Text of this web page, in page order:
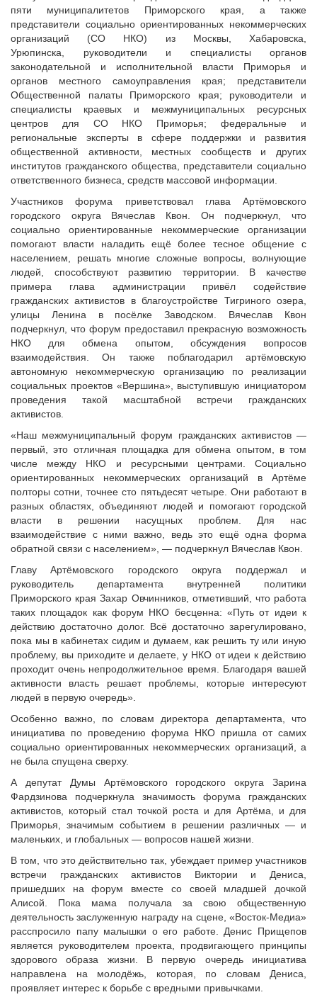
Конкурсы Совета
Семинары Совета
Издания Совета
Вопрос-ответ
ОКМО
Информационный бюллетень МСУ
НАСЕЛЕНИЕ И МСУ
ТОС
Лучшие практики ТОС
Исполнительная дирекция
Ревизионная комиссия
Палаты Совета
Комитеты Совета
Правление Совета
Обработка персональных данных
Партнеры Совета
Полезные ссылки
Инвестиционные порталы муниципальных образований
Контактная информация
НОВОСТИ
СМИ о нас
МЕТОДИЧЕСКИЙ РАЗДЕЛ
Опыт регионов
Методические материалы
Опыт муниципалитетов
Судебная практика
Мнение специалиста
Конкурсы Совета
Семинары Совета
Издания Совета
Вопрос-ответ
ВАРМСУ
Новости ВАРМСУ
НАСЕЛЕНИЕ И МСУ
Новости ТОС
Лучшие практики ТОС
ЮРИДИЧЕСКИЙ СОВЕТ
Новости юридического совета
пяти муниципалитетов Приморского края, а также
представители социально ориентированных некоммерческих
организаций (СО НКО) из Москвы, Хабаровска,
Урюпинска, руководители и специалисты органов
законодательной и исполнительной власти Приморья и
органов местного самоуправления края; представители
Общественной палаты Приморского края; руководители и
специалисты краевых и межмуниципальных ресурсных
центров для СО НКО Приморья; федеральные и
региональные эксперты в сфере поддержки и развития
общественной активности, местных сообществ и других
институтов гражданского общества, представители социально
ответственного бизнеса, средств массовой информации.
Участников форума приветствовал глава Артёмовского
городского округа Вячеслав Квон. Он подчеркнул, что
социально ориентированные некоммерческие организации
помогают власти наладить ещё более тесное общение с
населением, решать многие сложные вопросы, волнующие
людей, способствуют развитию территории. В качестве
примера глава администрации привёл содействие
гражданских активистов в благоустройстве Тигриного озера,
улицы Ленина в посёлке Заводском. Вячеслав Квон
подчеркнул, что форум предоставил прекрасную возможность
НКО для обмена опытом, обсуждения вопросов
взаимодействия. Он также поблагодарил артёмовскую
автономную некоммерческую организацию по реализации
социальных проектов «Вершина», выступившую инициатором
проведения такой масштабной встречи гражданских
активистов.
«Наш межмуниципальный форум гражданских активистов —
первый, это отличная площадка для обмена опытом, в том
числе между НКО и ресурсными центрами. Социально
ориентированных некоммерческих организаций в Артёме
полторы сотни, точнее сто пятьдесят четыре. Они работают в
разных областях, объединяют людей и помогают городской
власти в решении насущных проблем. Для нас
взаимодействие с ними важно, ведь это ещё одна форма
обратной связи с населением», — подчеркнул Вячеслав Квон.
Главу Артёмовского городского округа поддержал и
руководитель департамента внутренней политики
Приморского края Захар Овчинников, отметивший, что работа
таких площадок как форум НКО бесценна: «Путь от идеи к
действию достаточно долог. Всё достаточно зарегулировано,
пока мы в кабинетах сидим и думаем, как решить ту или иную
проблему, вы приходите и делаете, у НКО от идеи к действию
проходит очень непродолжительное время. Благодаря вашей
активности власть решает проблемы, которые интересуют
людей в первую очередь».
Особенно важно, по словам директора департамента, что
инициатива по проведению форума НКО пришла от самих
социально ориентированных некоммерческих организаций, а
не была спущена сверху.
А депутат Думы Артёмовского городского округа Зарина
Фардзинова подчеркнула значимость форума гражданских
активистов, который стал точкой роста и для Артёма, и для
Приморья, значимым событием в решении различных — и
маленьких, и глобальных — вопросов нашей жизни.
В том, что это действительно так, убеждает пример участников
встречи гражданских активистов Виктории и Дениса,
пришедших на форум вместе со своей младшей дочкой
Алисой. Пока мама получала за свою общественную
деятельность заслуженную награду на сцене, «Восток-Медиа»
расспросило папу малышки о его работе. Денис Прищепов
является руководителем проекта, продвигающего принципы
здорового образа жизни. В первую очередь инициатива
направлена на молодёжь, которая, по словам Дениса,
проявляет интерес к борьбе с вредными привычками.